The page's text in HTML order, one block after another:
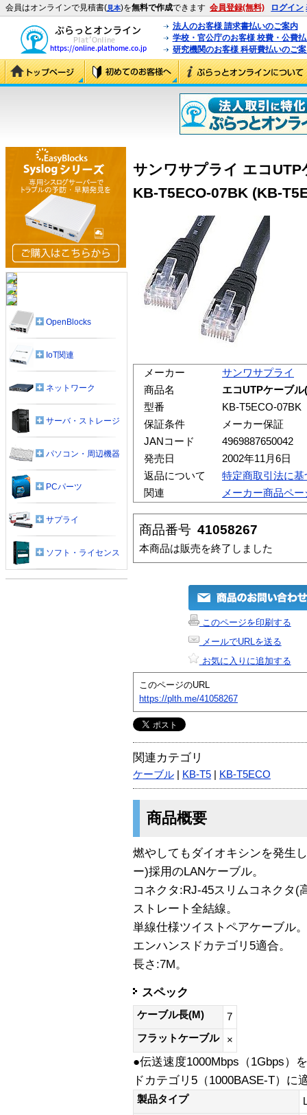
会員はオンラインで見積書(見本)を無料で作成できます 会員登録(無料) ログイン
法人のお客様 請求書払いのご案内
学校・官公庁のお客様 校費・公費
研究機関のお客様 科研費払いのご
サンワサプライ エコ
KB-T5ECO-07BK (KB-
メーカー
サンワサプライ
商品名
エコUTPケーブ
型番
KB-T5ECO-07BK
保証条件
メーカー保証
JANコード
4969887650042
発売日
2002年11月6日
返品について
特定商取引法に基
関連
メーカー商品ペー
商品番号 41058267
本商品は販売を終了しました
このページを印刷する
メールでURLを送る
お気に入りに追加する
このページのURL
https://plth.me/41058267
関連カテゴリ
ケーブル KB-T5 KB-T5ECO
商品概要
燃やしてもダイオキシンを発生
ー)採用のLANケーブル。
コネクタ:RJ-45スリムコネクタ(
ストレート全結線。
単線仕様ツイストペアケーブル。
エンハンスドカテゴリ5適合。
長さ:7M。
スペック
ケーブル長(M)
7
フラットケーブル
×
●伝送速度1000Mbps（1Gbps）
ドカテゴリ5（1000BASE-T）に
製品タイプ
OpenBlocks
IoT関連
ネットワーク
サーバ・ストレージ
パソコン・周辺機器
PCパーツ
サプライ
ソフト・ライセンス